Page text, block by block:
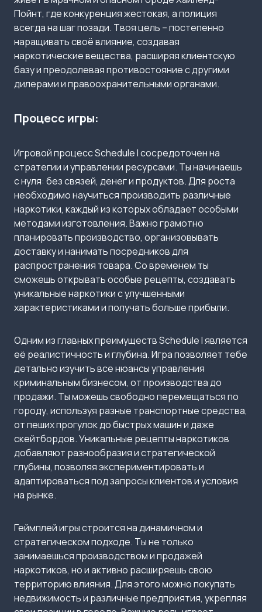
Пойнт, где конкуренция жестокая, а полиция
всегда на шаг позади. Твоя цель – постепенно
наращивать своё влияние, создавая
наркотические вещества, расширяя клиентскую
базу и преодолевая противостояние с другими
дилерами и правоохранительными органами.
Процесс игры:
Игровой процесс Schedule I сосредоточен на
стратегии и управлении ресурсами. Ты начинаешь
с нуля: без связей, денег и продуктов. Для роста
необходимо научиться производить различные
наркотики, каждый из которых обладает особыми
методами изготовления. Важно грамотно
планировать производство, организовывать
доставку и нанимать посредников для
распространения товара. Со временем ты
сможешь открывать особые рецепты, создавать
уникальные наркотики с улучшенными
характеристиками и получать больше прибыли.
Одним из главных преимуществ Schedule I является
её реалистичность и глубина. Игра позволяет тебе
детально изучить все нюансы управления
криминальным бизнесом, от производства до
продажи. Ты можешь свободно перемещаться по
городу, используя разные транспортные средства,
от пеших прогулок до быстрых машин и даже
скейтбордов. Уникальные рецепты наркотиков
добавляют разнообразия и стратегической
глубины, позволяя экспериментировать и
адаптироваться под запросы клиентов и условия
на рынке.
Геймплей игры строится на динамичном и
стратегическом подходе. Ты не только
занимаешься производством и продажей
наркотиков, но и активно расширяешь свою
территорию влияния. Для этого можно покупать
недвижимость и различные предприятия, укрепляя